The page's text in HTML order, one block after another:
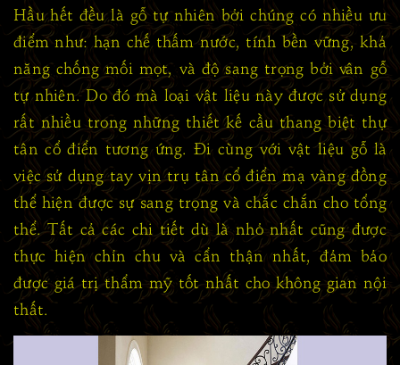
Hầu hết đều là gỗ tự nhiên bởi chúng có nhiều ưu
điểm như: hạn chế thấm nước, tính bền vững, khả
năng chống mối mọt, và độ sang trọng bởi vân gỗ
tự nhiên. Do đó mà loại vật liệu này được sử dụng
rất nhiều trong những thiết kế cầu thang biệt thự
tân cổ điển tương ứng. Đi cùng với vật liệu gỗ là
việc sử dụng tay vịn trụ tân cổ điển mạ vàng đồng
thể hiện được sự sang trọng và chắc chắn cho tổng
thể. Tất cả các chi tiết dù là nhỏ nhất cũng được
thực hiện chỉn chu và cẩn thận nhất, đảm bảo
được giá trị thẩm mỹ tốt nhất cho không gian nội
thất.